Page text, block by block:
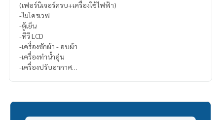
(เฟอร์นิเจอร์ครบ+เครื่องใช้ไฟฟ้า)
-ไมโครเวฟ
-ตู้เย็น
-ทีวี LCD
-เครื่องซักผ้า - อบผ้า
-เครื่องทำน้ำอุ่น
-เครื่องปรับอากาศ